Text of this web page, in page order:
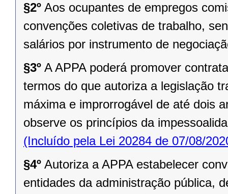
§2º Aos ocupantes de empregos
convenções coletivas de trabalho,
salários por instrumento de
§3º A APPA poderá promover
termos do que autoriza a legislação
máxima e improrrogável de até dois
observe os princípios da
(Incluído pela Lei 20284 de 07/08/
§4º Autoriza a APPA estabelecer
entidades da administração pública,